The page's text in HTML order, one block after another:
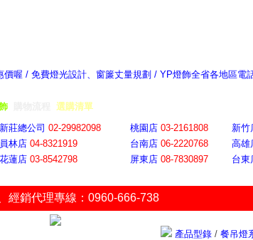
價喔 / 免費燈光設計、窗簾丈量規劃 / YP燈飾全省各地區電
選購清單
新莊總公司 02-29982098 桃園店 03-2161808 新竹
員林店 04-8321919 台南店 06-2220768 高雄
花蓮店 03-8542798 屏東店 08-7830897 台東
經銷代理專線：0960-666-738
產品型錄 / 餐吊燈